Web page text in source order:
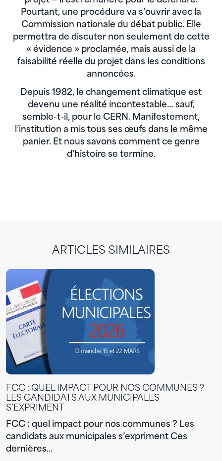
Pourtant, une procédure va s’ouvrir avec la
Commission nationale du débat public. Elle
permettra de discuter non seulement de cette
« évidence » proclamée, mais aussi de la
faisabilité réelle du projet dans les conditions
annoncées.
Depuis 1982, le changement climatique est
devenu une réalité incontestable… sauf,
semble-t-il, pour le CERN. Manifestement,
l’institution a mis tous ses œufs dans le même
panier. Et nous savons comment ce genre
d’histoire se termine.
ARTICLES SIMILAIRES
FCC : QUEL IMPACT POUR NOS COMMUNES ?
LES CANDIDATS AUX MUNICIPALES
S’EXPRIMENT
FCC : quel impact pour nos communes ? Les
candidats aux municipales s’expriment Ces
dernières…